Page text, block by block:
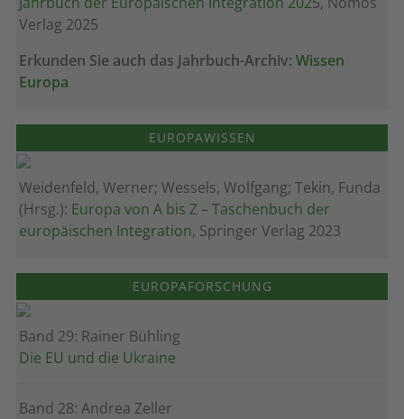
Verlag 2025
Erkunden Sie auch das Jahrbuch-Archiv: Wissen
Europa
EUROPAWISSEN
Weidenfeld, Werner; Wessels, Wolfgang; Tekin, Funda
(Hrsg.): Europa von A bis Z – Taschenbuch der
europäischen Integration, Springer Verlag 2023
EUROPAFORSCHUNG
Band 29: Rainer Bühling
Die EU und die Ukraine
Band 28: Andrea Zeller